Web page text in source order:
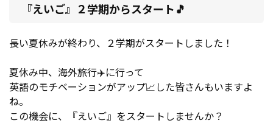
『えいご』２学期からスタート🎵
長い夏休みが終わり、２学期がスタートしました！
夏休み中、海外旅行✈️に行って
英語のモチベーションがアップ📈した皆さんもいますよ
ね。
この機会に、『えいご』をスタートしませんか？